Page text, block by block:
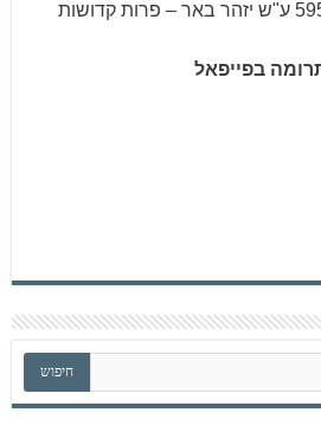
בפייפאל
חיפוש